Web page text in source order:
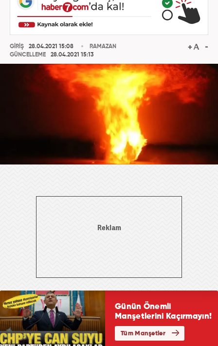
GİRİŞ
28.04.2021 15:08
GÜNCELLEME
28.04.2021 15:13
RAMAZAN